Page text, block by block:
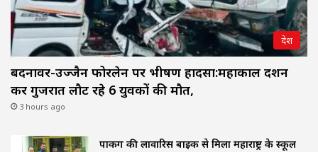
देश
बदनावर-उज्जैन फोरलेन पर भीषण हादसा:महाकाल दर्शन
कर गुजरात लौट रहे 6 युवकों की मौत,
3 hours ago
पार्किंग की लावारिस बाइक से मिला महाराष्ट्र के स्कूल